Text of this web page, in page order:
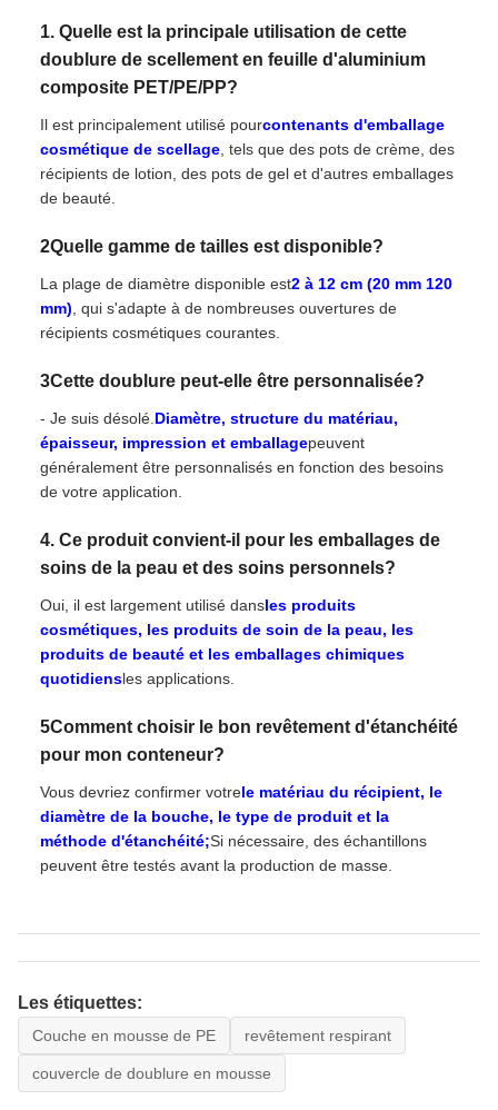
1. Quelle est la principale utilisation de cette
doublure de scellement en feuille d'aluminium
composite PET/PE/PP?
Il est principalement utilisé pourcontenants d'emballage
cosmétique de scellage , tels que des pots de crème, des
récipients de lotion, des pots de gel et d'autres emballages
de beauté.
2Quelle gamme de tailles est disponible?
La plage de diamètre disponible est2 à 12 cm (20 mm 120
mm) , qui s'adapte à de nombreuses ouvertures de
récipients cosmétiques courantes.
3Cette doublure peut-elle être personnalisée?
- Je suis désolé. Diamètre, structure du matériau,
épaisseur, impression et emballagepeuvent
généralement être personnalisés en fonction des besoins
de votre application.
4. Ce produit convient-il pour les emballages de
soins de la peau et des soins personnels?
Oui, il est largement utilisé dansles produits
cosmétiques, les produits de soin de la peau, les
produits de beauté et les emballages chimiques
quotidiensles applications.
5Comment choisir le bon revêtement d'étanchéité
pour mon conteneur?
Vous devriez confirmer votrele matériau du récipient, le
diamètre de la bouche, le type de produit et la
méthode d'étanchéité;Si nécessaire, des échantillons
peuvent être testés avant la production de masse.
Les étiquettes:
Couche en mousse de PE revêtement respirant
couvercle de doublure en mousse